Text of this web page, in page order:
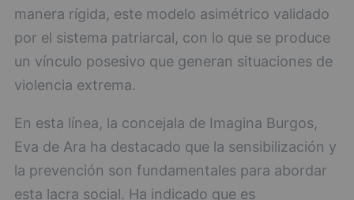
manera rígida, este modelo asimétrico validado
por el sistema patriarcal, con lo que se produce
un vínculo posesivo que generan situaciones de
violencia extrema.
En esta línea, la concejala de Imagina Burgos,
Eva de Ara ha destacado que la sensibilización y
la prevención son fundamentales para abordar
esta lacra social. Ha indicado que es